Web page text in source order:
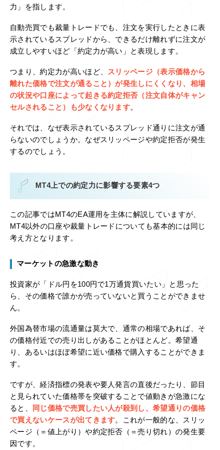
力」を指します。
自動売買でも裁量トレードでも、注文を実行したときに表
示されているスプレッドから、できるだけ離れずに注文が
成立しやすいほど「約定力が高い」と表現します。
つまり、約定力が高いほど、 スリッページ（表示価格から
離れた価格で注文が通ること）が発生しにくくなり、相場
の状況や口座によって起きる約定拒否（注文自体がキャン
セルされること）も少なくなります。
それでは、なぜ表示されているスプレッド通りに注文が通
らないのでしょうか。なぜスリッページや約定拒否が発生
するのでしょう。
MT4上での約定力に影響する要素4つ
この記事ではMT4のEA運用を主体に解説していますが、
MT4以外の口座や裁量トレードについても基本的には同じ
考え方となります。
マーケットの急激な動き
投資家が「ドル円を100円で1万通貨買いたい」と思った
ら、その価格で誰かが売っていないと買うことができませ
ん。
外国為替市場の流通量は莫大で、通常の相場であれば、そ
の価格付近での売り出しがあることがほとんど。希望通
り、あるいはほぼ希望に近い価格で購入することができま
す。
ですが、経済指標の発表や要人発言の直後だったり、節目
と見られていた価格帯を突破することで値動きが急激にな
ると、
同じ価格で売買したい人が殺到し、希望通りの価格
で買えないケースが出てきます。これが一般的な、スリッ
ページ（＝値上がり）や約定拒否（＝売り切れ）の発生要
因です。